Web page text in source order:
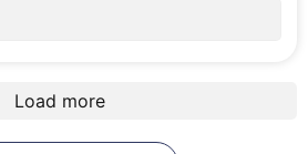
Load more